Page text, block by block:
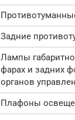
Задние
Лампы
фарах и задних
органов
Плафоны